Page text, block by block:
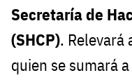
Secretaría de
(SHCP). Relevará
quien se sumará